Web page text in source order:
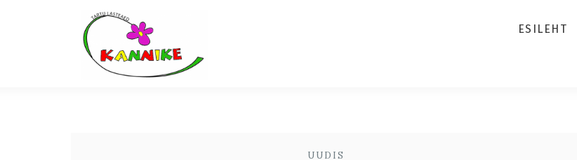
ESILEHT
UUDIS